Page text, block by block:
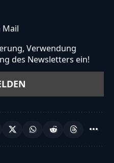
Mail
Verwendung
des Newsletters ein!